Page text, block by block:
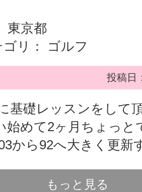
東京都
リ：
ゴルフ
投稿日
基礎レッスンをして
始めて2ヶ月ちょっと
から92へ大きく更新
もっと見る